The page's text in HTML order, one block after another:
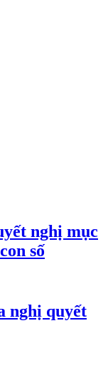
nghị mục
số
nghị quyết